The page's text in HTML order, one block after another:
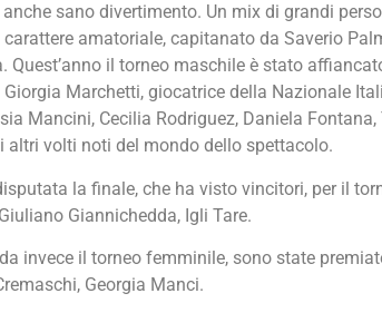
sano divertimento. Un mix di grandi
amatoriale, capitanato da Saverio
Quest’anno il torneo maschile è stato
Giorgia Marchetti, giocatrice della Nazionale
Mancini, Cecilia Rodriguez, Daniela
altri volti noti del mondo dello spettacolo.
la finale, che ha visto vincitori, per il
Giannichedda, Igli Tare.
invece il torneo femminile, sono state
Georgia Manci.